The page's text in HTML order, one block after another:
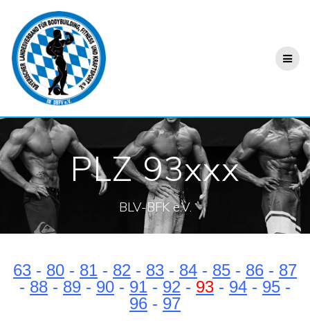
PLZ 93xxx
BLV-BFK e.V.
63 - 80 - 81 - 82 - 83 - 84 - 85 - 86 - 87
- 88 - 89 - 90 - 91 - 92 - 93 - 94 - 95 -
96 - 97